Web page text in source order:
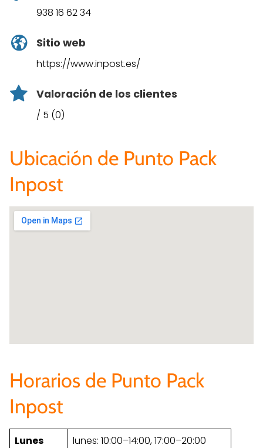
938 16 62 34
Sitio web
https://www.inpost.es/
Valoración de los clientes
/ 5 (0)
Ubicación de Punto Pack
Inpost
Horarios de Punto Pack
Inpost
Lunes
lunes: 10:00–14:00, 17:00–20:00